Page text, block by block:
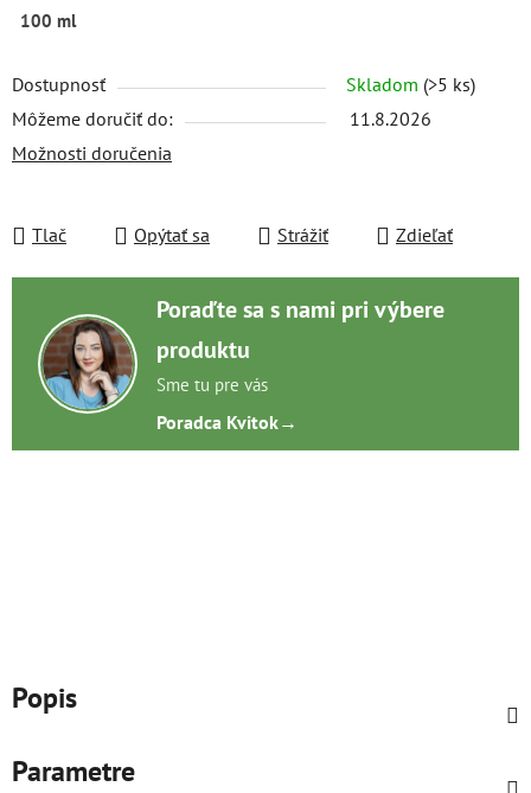
100 ml
Dostupnosť Skladom (>5 ks)
Môžeme doručiť do:
11.8.2026
Možnosti doručenia
Tlač Opýtať sa Strážiť Zdieľať
Poraďte sa s nami pri výbere
produktu
Sme tu pre vás
Poradca Kvitok→
Popis
Parametre